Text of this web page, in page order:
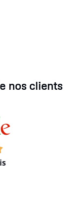
nos clients